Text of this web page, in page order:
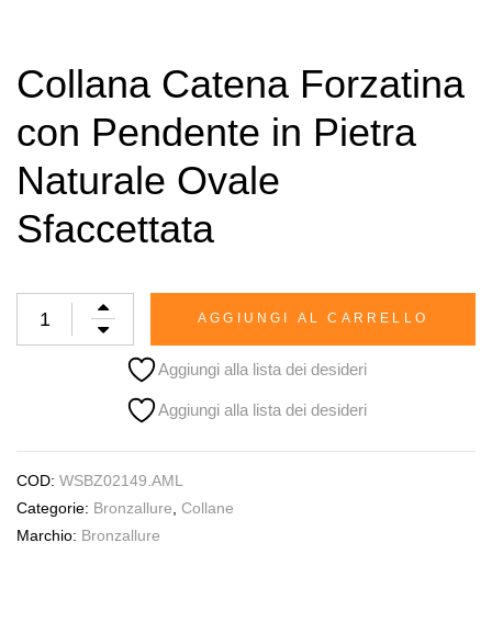
Collana Catena Forzatina
con Pendente in Pietra
Naturale Ovale
Sfaccettata
AGGIUNGI AL CARRELLO
Aggiungi alla lista dei desideri
Aggiungi alla lista dei desideri
COD: WSBZ02149.AML
Categorie: Bronzallure Collane
Marchio: Bronzallure